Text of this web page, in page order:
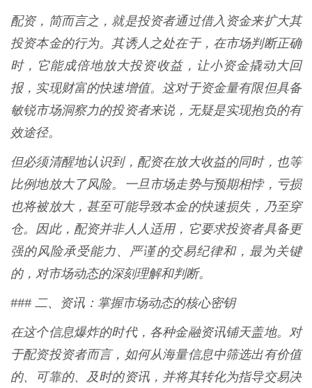
配资，简而言之，就是投资者通过借入资金来扩大其
投资本金的行为。其诱人之处在于，在市场判断正确
时，它能成倍地放大投资收益，让小资金撬动大回
报，实现财富的快速增值。这对于资金量有限但具备
敏锐市场洞察力的投资者来说，无疑是实现抱负的有
效途径。
但必须清醒地认识到，配资在放大收益的同时，也等
比例地放大了风险。一旦市场走势与预期相悖，亏损
也将被放大，甚至可能导致本金的快速损失，乃至穿
仓。因此，配资并非人人适用，它要求投资者具备更
强的风险承受能力、严谨的交易纪律和，最为关键
的，对市场动态的深刻理解和判断。
### 二、资讯：掌握市场动态的核心密钥
在这个信息爆炸的时代，各种金融资讯铺天盖地。对
于配资投资者而言，如何从海量信息中筛选出有价值
的、可靠的、及时的资讯，并将其转化为指导交易决